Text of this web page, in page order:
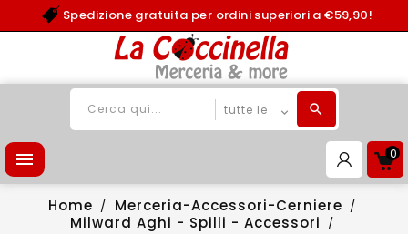
Spedizione gratuita per ordini superiori a €59,90!
 0
Home
Merceria-Accessori-Cerniere
Milward Aghi - Spilli - Accessori